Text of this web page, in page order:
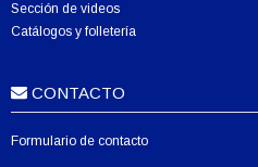
Sección de videos
Catálogos y folletería
CONTACTO
Formulario de contacto